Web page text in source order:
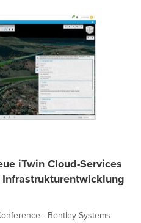
iTwin Cloud-Services
- Bentley Systems